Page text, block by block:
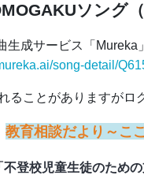
ソング
生成サービス「Mureka
song-detail/
ることがありますがロ
教育相談だより～こ
不登校児童生徒のため